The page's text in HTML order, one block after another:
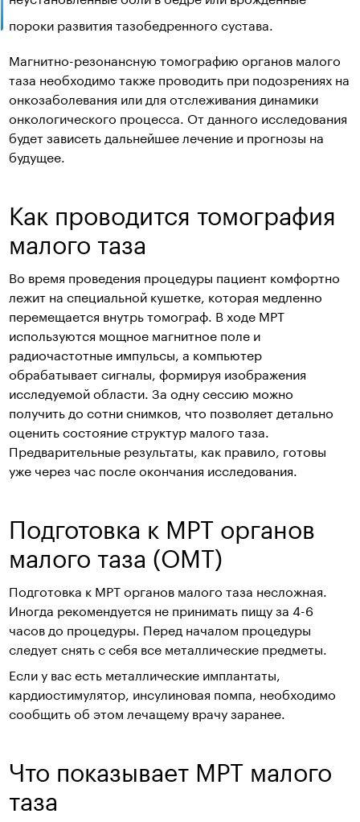
пороки развития тазобедренного сустава.
Магнитно-резонансную томографию органов малого
таза необходимо также проводить при подозрениях на
онкозаболевания или для отслеживания динамики
онкологического процесса. От данного исследования
будет зависеть дальнейшее лечение и прогнозы на
будущее.
Как проводится томография
малого таза
Во время проведения процедуры пациент комфортно
лежит на специальной кушетке, которая медленно
перемещается внутрь томограф. В ходе МРТ
используются мощное магнитное поле и
радиочастотные импульсы, а компьютер
обрабатывает сигналы, формируя изображения
исследуемой области. За одну сессию можно
получить до сотни снимков, что позволяет детально
оценить состояние структур малого таза.
Предварительные результаты, как правило, готовы
уже через час после окончания исследования.
Подготовка к МРТ органов
малого таза (ОМТ)
Подготовка к МРТ органов малого таза несложная.
Иногда рекомендуется не принимать пищу за 4-6
часов до процедуры. Перед началом процедуры
следует снять с себя все металлические предметы.
Если у вас есть металлические имплантаты,
кардиостимулятор, инсулиновая помпа, необходимо
сообщить об этом лечащему врачу заранее.
Что показывает МРТ малого
таза